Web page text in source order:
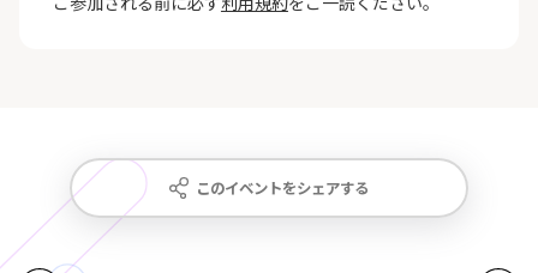
このイベントをシェアする